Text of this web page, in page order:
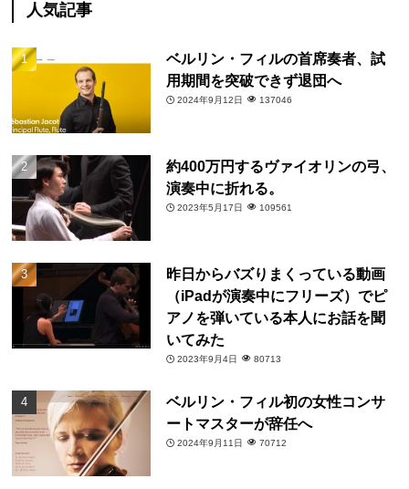
人気記事
ベルリン・フィルの首席奏者、試
用期間を突破できず退団へ
2024年9月12日 137046
約400万円するヴァイオリンの弓、
演奏中に折れる。
2023年5月17日 109561
昨日からバズりまくっている動画
（iPadが演奏中にフリーズ）でピ
アノを弾いている本人にお話を聞
いてみた
2023年9月4日 80713
ベルリン・フィル初の女性コンサ
ートマスターが辞任へ
2024年9月11日 70712